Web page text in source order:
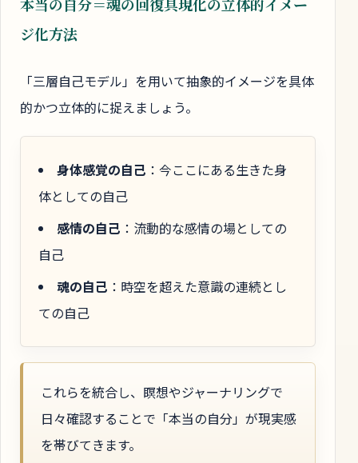
本当の自分＝魂の回復具現化の立体的イメー
ジ化方法
「三層自己モデル」を用いて抽象的イメージを具体
的かつ立体的に捉えましょう。
身体感覚の自己 ：今ここにある生きた身
体としての自己
感情の自己 ：流動的な感情の場としての
自己
魂の自己 ：時空を超えた意識の連続とし
ての自己
これらを統合し、瞑想やジャーナリングで
日々確認することで「本当の自分」が現実感
を帯びてきます。